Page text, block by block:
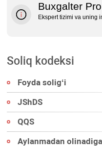
Buxgalter
Ekspert tizimi va uning
Soliq kodeksi
Foyda soligʻi
JShDS
QQS
Aylanmadan